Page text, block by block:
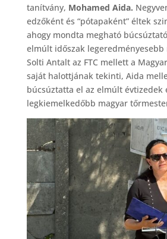
tanítvány, Mohamed Aida.
edzőként és “pótapaként” éltek
ahogy mondta megható
elmúlt időszak legeredményesebb
Solti Antalt az FTC mellett a
saját halottjának tekinti, Aida
búcsúztatta el az elmúlt évtizedek
legkiemelkedőbb magyar